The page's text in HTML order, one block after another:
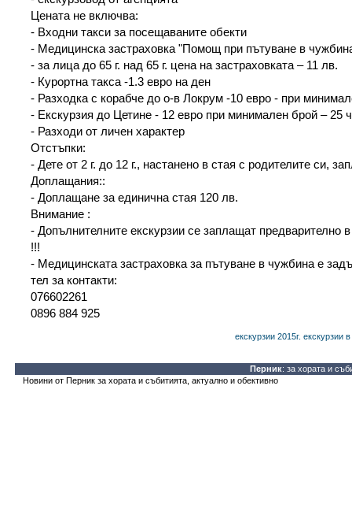
Цената не включва:
- Входни такси за посещаваните обекти
- Медицинска застраховка "Помощ при пътуване в
- за лица до 65 г. над 65 г. цена на застраховката – 11 лв.
- Курортна такса -1.3 евро на ден
- Разходка с корабче до о-в Локрум -10 евро - при
- Eкскурзия до Цетине - 12 евро при минимален брой – 25
- Разходи от личен характер
Отстъпки:
- Дете от 2 г. до 12 г., настанено в стая с родителите си,
Доплащания::
- Доплащане за единична стая 120 лв.
Внимание :
- Допълнителните екскурзии се заплащат предварително
!!!
- Медицинската застраховка за пътуване в чужбина е
тел за контакти:
076602261
0896 884 925
екскурзии 2015г. екскурзии
Перник: за хората и
Новини от Перник за хората и събитията, актуално и обективно